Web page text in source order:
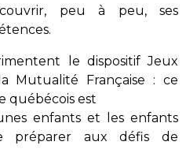
peu à peu, ses
le dispositif Jeux
Mutualité Française : ce
québécois est
enfants et les enfants
préparer aux défis de